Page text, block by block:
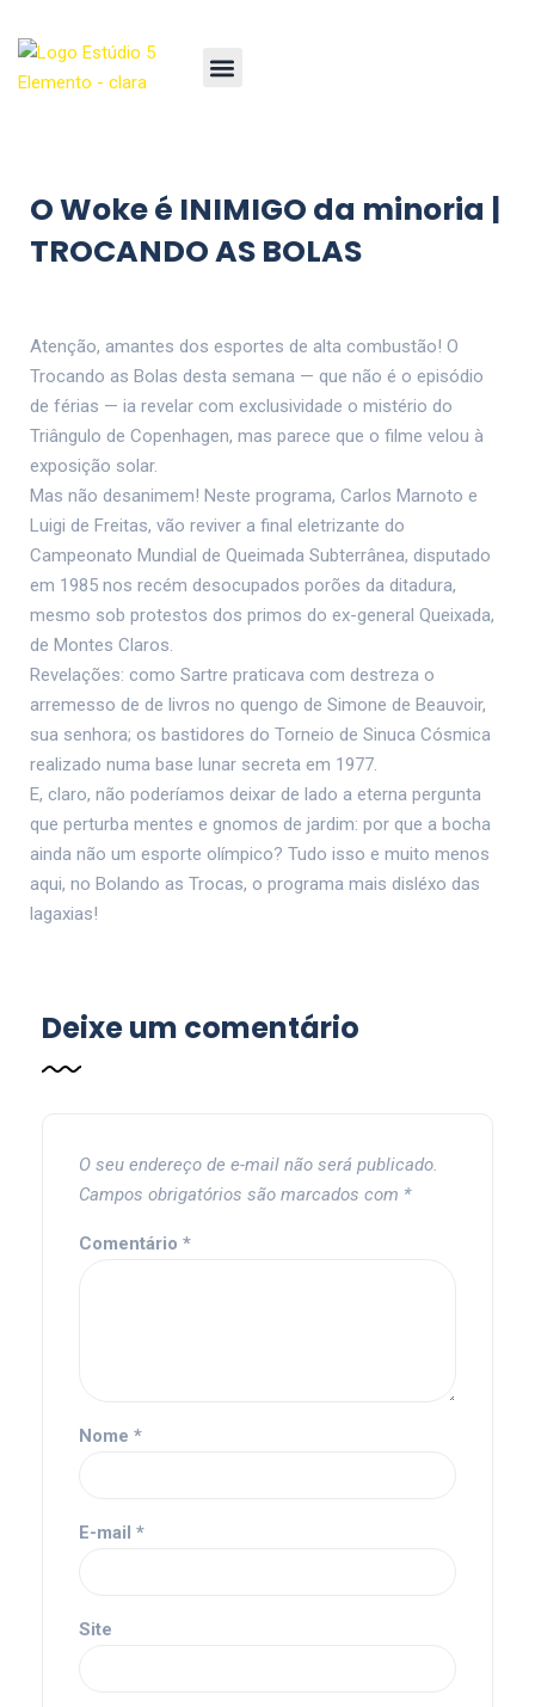
O Woke é INIMIGO da minoria |
TROCANDO AS BOLAS
Atenção, amantes dos esportes de alta combustão! O
Trocando as Bolas desta semana — que não é o episódio
de férias — ia revelar com exclusividade o mistério do
Triângulo de Copenhagen, mas parece que o filme velou à
exposição solar.
Mas não desanimem! Neste programa, Carlos Marnoto e
Luigi de Freitas, vão reviver a final eletrizante do
Campeonato Mundial de Queimada Subterrânea, disputado
em 1985 nos recém desocupados porões da ditadura,
mesmo sob protestos dos primos do ex-general Queixada,
de Montes Claros.
Revelações: como Sartre praticava com destreza o
arremesso de de livros no quengo de Simone de Beauvoir,
sua senhora; os bastidores do Torneio de Sinuca Cósmica
realizado numa base lunar secreta em 1977.
E, claro, não poderíamos deixar de lado a eterna pergunta
que perturba mentes e gnomos de jardim: por que a bocha
ainda não um esporte olímpico? Tudo isso e muito menos
aqui, no Bolando as Trocas, o programa mais disléxo das
lagaxias!
Deixe um comentário
O seu endereço de e-mail não será publicado.
Campos obrigatórios são marcados com *
Comentário *
Nome *
E-mail *
Site